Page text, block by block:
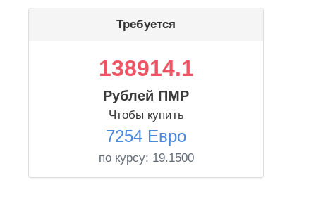
Требуется
138914.1
Рублей ПМР
Чтобы купить
7254 Евро
по курсу: 19.1500